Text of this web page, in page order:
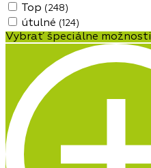
Top (248)
útulné (124)
Vybrať špeciálne možnosti